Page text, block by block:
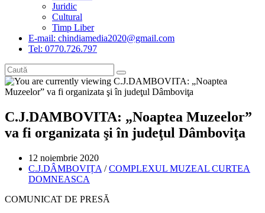
Juridic
Cultural
Timp Liber
E-mail: chindiamedia2020@gmail.com
Tel: 0770.726.797
C.J.DAMBOVITA: „Noaptea Muzeelor”
va fi organizata şi în judeţul Dâmboviţa
Post
published:
12 noiembrie 2020
Post
category:
C.J.DÂMBOVIȚA / COMPLEXUL MUZEAL CURTEA
DOMNEASCA
COMUNICAT DE PRESĂ